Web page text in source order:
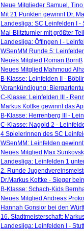
Neue Mitglieder Samuel,
Mit 21 Punkten gewinnt Dr.
Landesliga: SC Leinfelden I -
Mai-Blitzturnier mit größter
Landesliga: Öffingen I -
WSenMM Runde 5:
Neues Mitglied Roman Borriß
Neues Mitglied Mahmoud
B-Klasse: Leinfelden II -
Vorankündigung:
C-Klasse: Leinfelden III -
Markus Kottke gewinnt das
B-Klasse: Herrenberg III -
C-Klasse: Nagold 2 -
4 Spielerinnen des SC
WSenMM: Leinfelden
Neues Mitglied Max
Landesliga: Leinfelden 1
2. Runde
Dr.Markus Kottke - Sieger
B-Klasse: Schach-Kids
Neues Mitglied Andreas
Hannah Gonsior bei den
16. Stadtmeisterschaft:
Landesliga: Leinfelden I -